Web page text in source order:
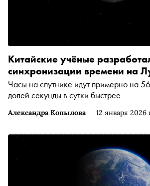
Александра Копылова 12 января 2026
Китайские учёные
синхронизации времени на
Часы на спутнике идут примерно на
долей секунды в сутки быстрее